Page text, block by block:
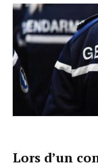
Lors d’un